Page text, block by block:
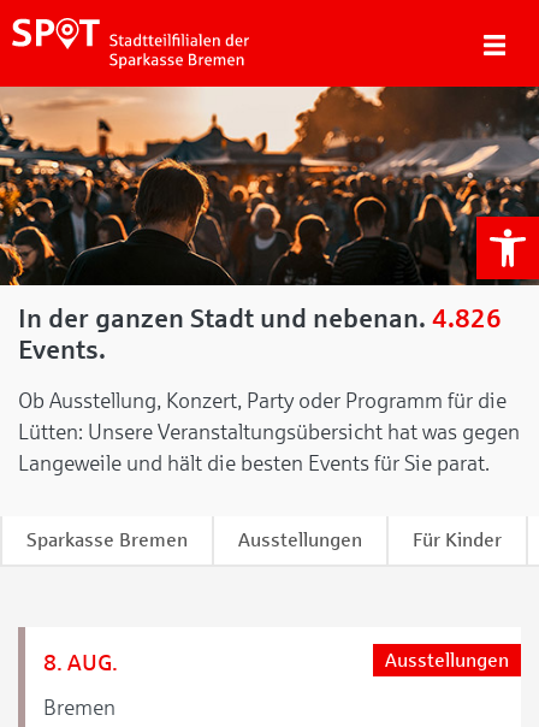
In der ganzen Stadt und nebenan. 4.826
Events.
Ob Ausstellung, Konzert, Party oder Programm für die
Lütten: Unsere Veranstaltungsübersicht hat was gegen
Langeweile und hält die besten Events für Sie parat.
Sparkasse Bremen Ausstellungen Für Kinder
8. AUG.
Bremen
Ausstellungen